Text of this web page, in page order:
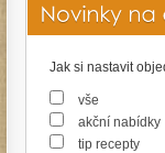
Jak si nastavit
vše
akční nabídky
tip recepty